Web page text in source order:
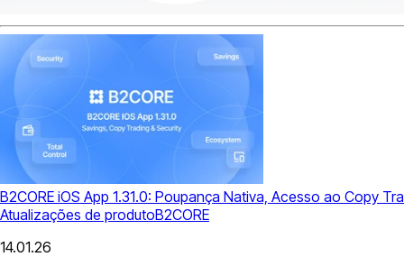
B2CORE iOS App 1.31.0: Poupança Nativa, Acesso ao Copy
Atualizações de produtoB2CORE
14.01.26